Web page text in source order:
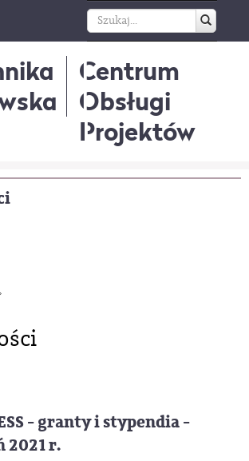
Centrum
Obsługi
Projektów
- granty i stypendia -
2021 r.